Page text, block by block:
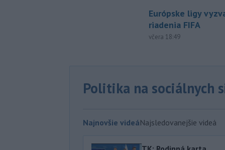
Európske ligy
riadenia FIFA
včera 18:49
Politika na sociálnych
Najnovšie videáNajsledovanejšie videá